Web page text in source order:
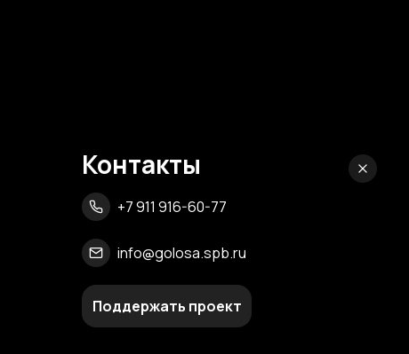
Контакты
+7 911 916-60-77
info@golosa.spb.ru
Поддержать проект